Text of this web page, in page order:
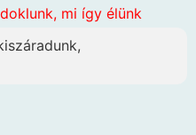
mi így élünk